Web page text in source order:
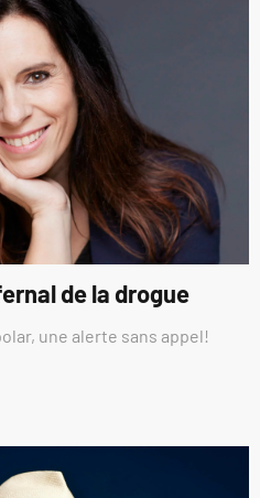
de la drogue
une alerte sans appel!